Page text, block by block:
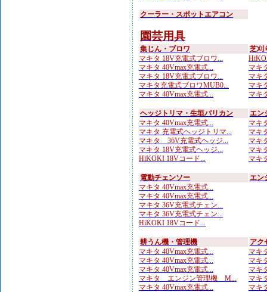
クーラー・スポットエアコン
園芸用具
集じん・ブロワ
マキタ 18V充電式ブロワ...
マキタ 40Vmax充電式...
マキタ 18V充電式ブロワ...
マキタ充電式ブロワMUB0...
マキタ 40Vmax充電式...
芝刈
マキ
マキ
マキ
マキ
ヘッジトリマ・生垣バリカン
マキタ 40Vmax充電式...
マキタ 充電式ヘッジトリマ...
マキタ 36V充電式ヘッジ...
マキタ 18V充電式ヘッジ...
HiKOKI 18Vコード...
エン
マキ
マキ
マキ
マキ
マキ
電動チェンソー
マキタ 40Vmax充電式...
マキタ 40Vmax充電式...
マキタ 36V充電式チェン...
マキタ 36V充電式チェン...
HiKOKI 18Vコード...
エン
耕うん機・管理機
マキタ 40Vmax充電式...
マキタ 40Vmax充電式...
マキタ 40Vmax充電式...
マキタ エンジン管理機 M...
マキタ 40Vmax充電式...
アク
マキ
マキ
マキ
マキ
マキ